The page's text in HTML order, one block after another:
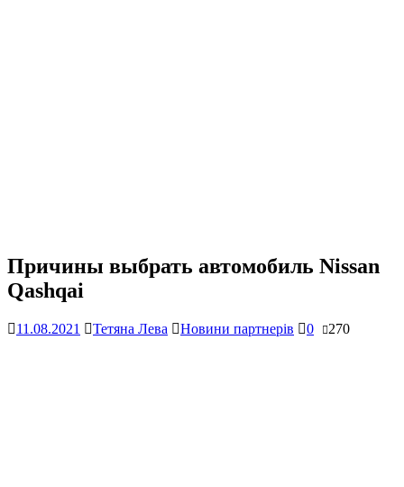
Причины выбрать автомобиль Nissan
Qashqai
11.08.2021 Тетяна Лева Новини партнерів 0 270